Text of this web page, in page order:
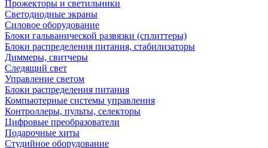
Прожекторы и светильники
Светодиодные экраны
Силовое оборудование
Блоки гальванической развязки (сплиттеры)
Блоки распределения питания, стабилизаторы
Диммеры, свитчеры
Следящий свет
Управление светом
Блоки распределения питания
Компьютерные системы управления
Контроллеры, пульты, селекторы
Цифровые преобразователи
Подарочные хиты
Студийное оборудование